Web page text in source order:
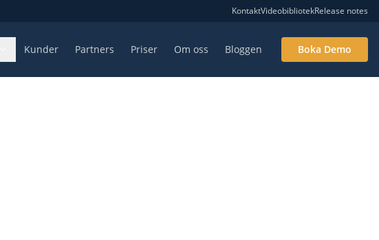
KontaktVideobibliotekRelease notes
Kunder Partners Priser Om oss Bloggen Boka Demo